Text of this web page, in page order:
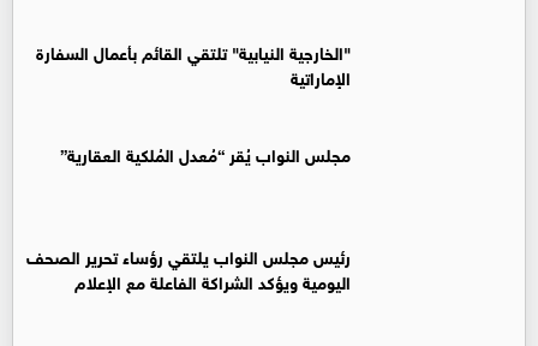
"الخارجية النيابية" تلتقي القائم بأعمال السفارة
الإماراتية
مجلس النواب يُقر “مُعدل المُلكية العقارية”
رئيس مجلس النواب يلتقي رؤساء تحرير الصحف
اليومية ويؤكد الشراكة الفاعلة مع الإعلام